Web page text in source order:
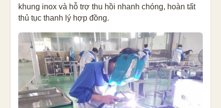
khung inox và hỗ trợ thu hồi nhanh chóng, hoàn tất
thủ tục thanh lý hợp đồng.